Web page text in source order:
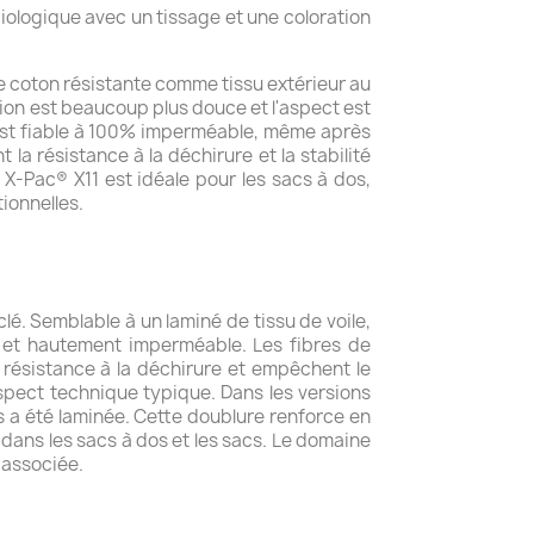
avec un tissage et une coloration
coton résistante comme tissu extérieur au
est beaucoup plus douce et l'aspect est
fiable à 100% imperméable, même après
la résistance à la déchirure et la stabilité
Pac® X11 est idéale pour les sacs à dos,
Semblable à un laminé de tissu de voile,
hautement imperméable. Les fibres de
à la déchirure et empêchent le
technique typique. Dans les versions
a été laminée. Cette doublure renforce en
les sacs à dos et les sacs. Le domaine